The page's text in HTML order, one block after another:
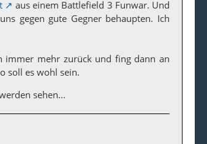
aus einem Battlefield 3 Funwar. Und
gegen gute Gegner behaupten. Ich
immer mehr zurück und fing dann an
soll es wohl sein.
sehen...